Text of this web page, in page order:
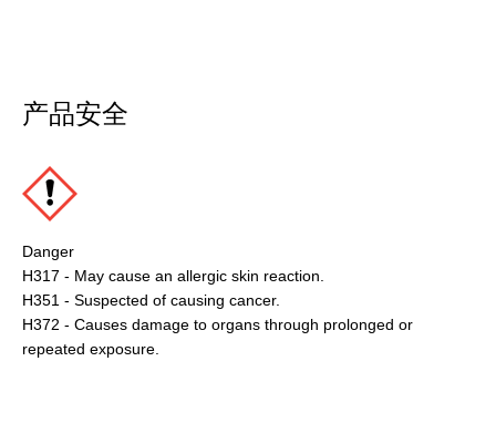
产品安全
Danger
H317 - May cause an allergic skin reaction.
H351 - Suspected of causing cancer.
H372 - Causes damage to organs through prolonged or
repeated exposure.